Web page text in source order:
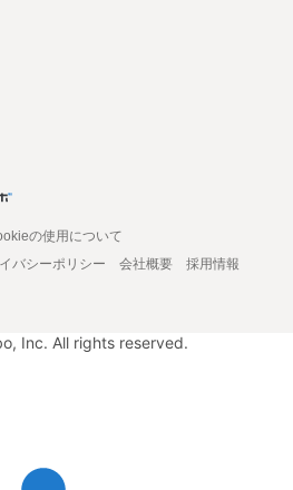
の使用について
バシーポリシー 会社概要
採用情報
Inc. All rights reserved.